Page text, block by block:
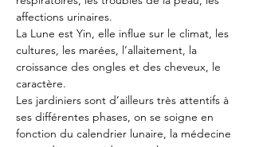
affections urinaires.
La Lune est Yin, elle influe sur le climat, les
cultures, les marées, l’allaitement, la
croissance des ongles et des cheveux, le
caractère.
Les jardiniers sont d’ailleurs très attentifs à
ses différentes phases, on se soigne en
fonction du calendrier lunaire, la médecine